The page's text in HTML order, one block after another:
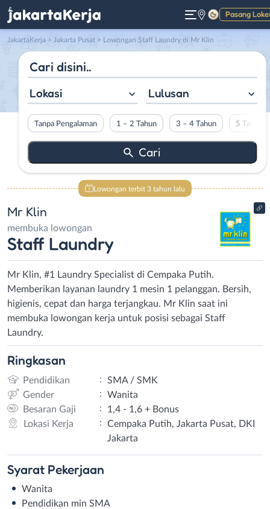
Pasang
Gelap
JakartaKerja > Jakarta Pusat > Lowongan Staff Laundry di Mr Klin
Lokasi Lulusan
Tanpa Pengalaman 1 – 2 Tahun 3 – 4 Tahun 5 Tahun
Lowongan terbit 3 tahun lalu
Mr Klin
membuka lowongan
Staff Laundry
Mr Klin, #1 Laundry Specialist di Cempaka Putih.
Memberikan layanan laundry 1 mesin 1 pelanggan. Bersih,
higienis, cepat dan harga terjangkau. Mr Klin saat ini
membuka lowongan kerja untuk posisi sebagai Staff
Laundry.
Ringkasan
Pendidikan :
SMA / SMK
Gender
:
Wanita
Besaran Gaji
:
1,4 - 1,6 + Bonus
Lokasi Kerja
:
Cempaka Putih, Jakarta Pusat, DKI
Jakarta
Syarat Pekerjaan
Wanita
Pendidikan min SMA